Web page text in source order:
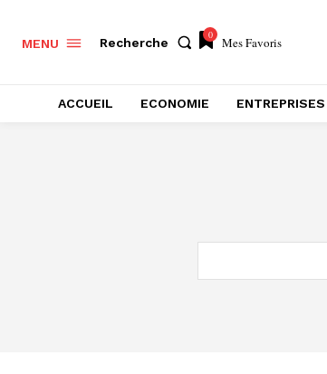
MENU Recherche
0 Mes Favoris
ACCUEIL ECONOMIE ENTREPRISES